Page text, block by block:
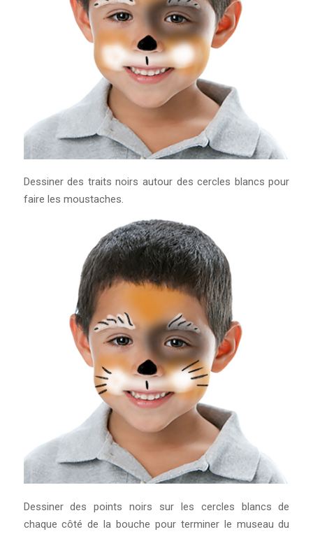
Dessiner des traits noirs autour des cercles blancs pour
faire les moustaches.
Dessiner des points noirs sur les cercles blancs de
chaque côté de la bouche pour terminer le museau du